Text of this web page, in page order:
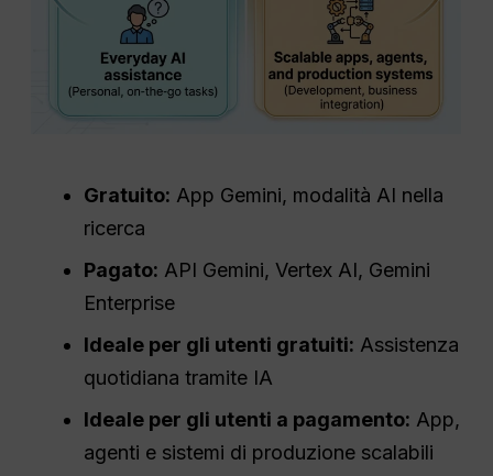
Gratuito: App Gemini, modalità AI nella
ricerca
Pagato: API Gemini, Vertex AI, Gemini
Enterprise
Ideale per gli utenti gratuiti: Assistenza
quotidiana tramite IA
Ideale per gli utenti a pagamento: App,
agenti e sistemi di produzione scalabili